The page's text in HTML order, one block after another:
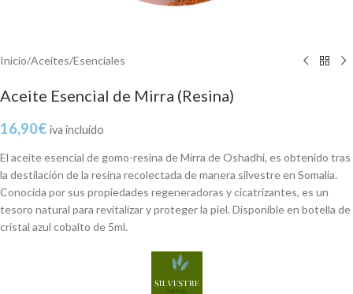
Inicio/Aceites/Esenciales
Aceite Esencial de Mirra (Resina)
16,90€ iva incluido
El aceite esencial de gomo-resina de Mirra de Oshadhi, es obtenido tras
la destilación de la resina recolectada de manera silvestre en Somalia.
Conocida por sus propiedades regeneradoras y cicatrizantes, es un
tesoro natural para revitalizar y proteger la piel. Disponible en botella de
cristal azul cobalto de 5ml.